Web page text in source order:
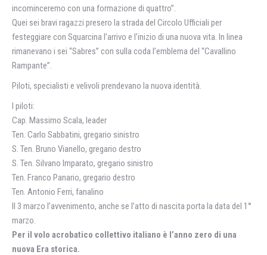
incominceremo con una formazione di quattro”.
Quei sei bravi ragazzi presero la strada del Circolo Ufficiali per
festeggiare con Squarcina l’arrivo e l’inizio di una nuova vita. In linea
rimanevano i sei “Sabres” con sulla coda l’emblema del “Cavallino
Rampante”.
Piloti, specialisti e velivoli prendevano la nuova identità.
I piloti:
Cap. Massimo Scala, leader
Ten. Carlo Sabbatini, gregario sinistro
S. Ten. Bruno Vianello, gregario destro
S. Ten. Silvano Imparato, gregario sinistro
Ten. Franco Panario, gregario destro
Ten. Antonio Ferri, fanalino
Il 3 marzo l’avvenimento, anche se l’atto di nascita porta la data del 1°
marzo.
Per il volo acrobatico collettivo italiano è l’anno zero di una
nuova Era storica.